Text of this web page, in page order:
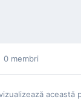
0 membri
această